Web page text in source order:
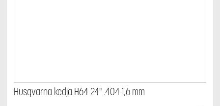
Husqvarna kedja H64 24" .404 1,6 mm